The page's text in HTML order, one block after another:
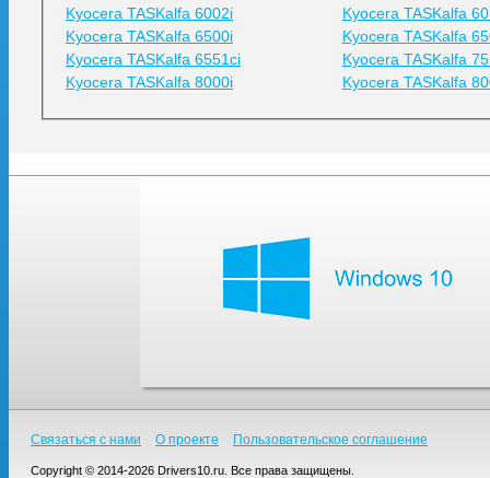
Kyocera TASKalfa 6002i
Kyocera TASKalfa
Kyocera TASKalfa 6500i
Kyocera TASKalfa
Kyocera TASKalfa 6551ci
Kyocera TASKalfa
Kyocera TASKalfa 8000i
Kyocera TASKalfa
Связаться с нами О проекте Пользовательское соглашение
Copyright © 2014-2026 Drivers10.ru. Все права защищены.